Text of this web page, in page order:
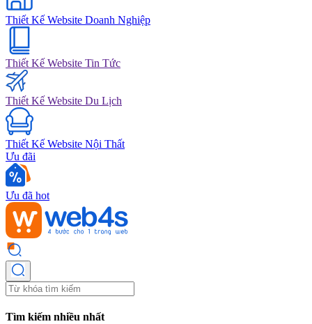
Thiết Kế Website Doanh Nghiệp
Thiết Kế Website Tin Tức
Thiết Kế Website Du Lịch
Thiết Kế Website Nội Thất
Ưu đãi
Ưu đã hot
Tìm kiếm nhiều nhất